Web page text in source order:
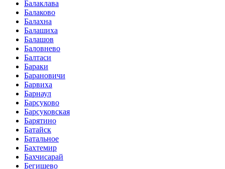
Балаклава
Балаково
Балахна
Балашиха
Балашов
Баловнево
Балтаси
Бараки
Барановичи
Барвиха
Барнаул
Барсуково
Барсуковская
Барятино
Батайск
Батальное
Бахтемир
Бахчисарай
Бегишево